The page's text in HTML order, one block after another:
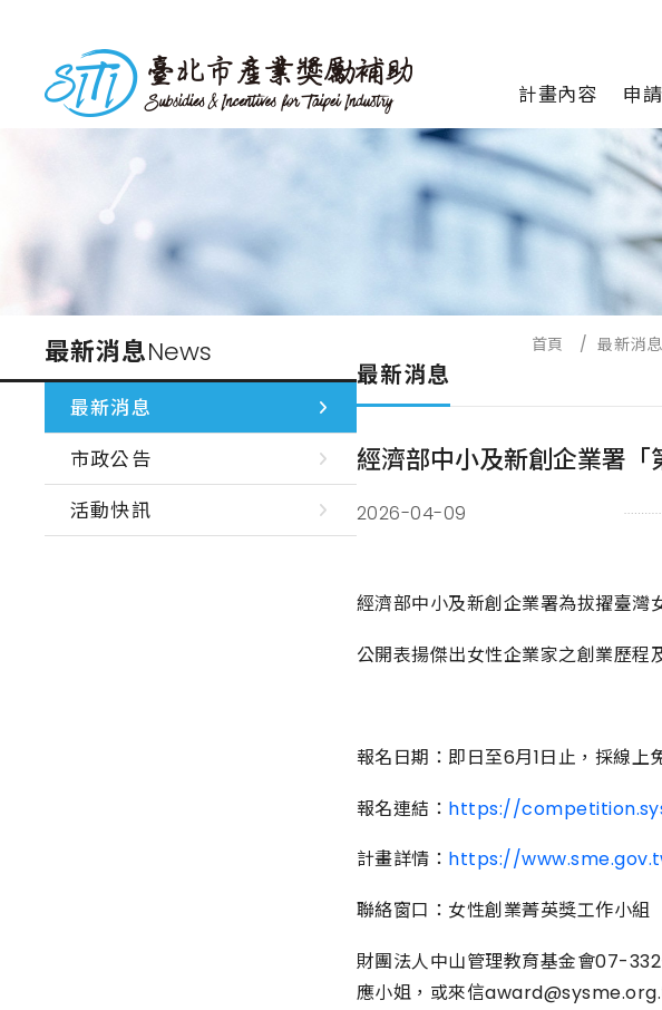
台北市產業獎勵補助
計畫內容 申
最新消息News
最新消息
市政公告
活動快訊
首頁 / 最新消息
最新消息
經濟部中小及新創企業署
2026-04-09
經濟部中小及新創企業署為拔擢臺灣
公開表揚傑出女性企業家之創業歷程
報名日期：即日至6月1日止，採線上
報名連結： https://
計畫詳情： https://
聯絡窗口：女性創業菁英獎工作小組
財團法人中山管理教育基金會07-
應小姐，或來信